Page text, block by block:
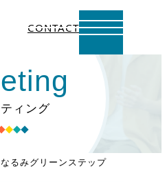
CONTACT
ィング
なるみグリーンステップ